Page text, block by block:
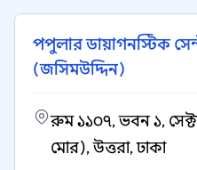
পপুলার ডায়াগনস্টিক
(জসিমউদ্দিন)
রুম ১১০৭, ভবন ১,
মোর), উত্তরা, ঢাকা